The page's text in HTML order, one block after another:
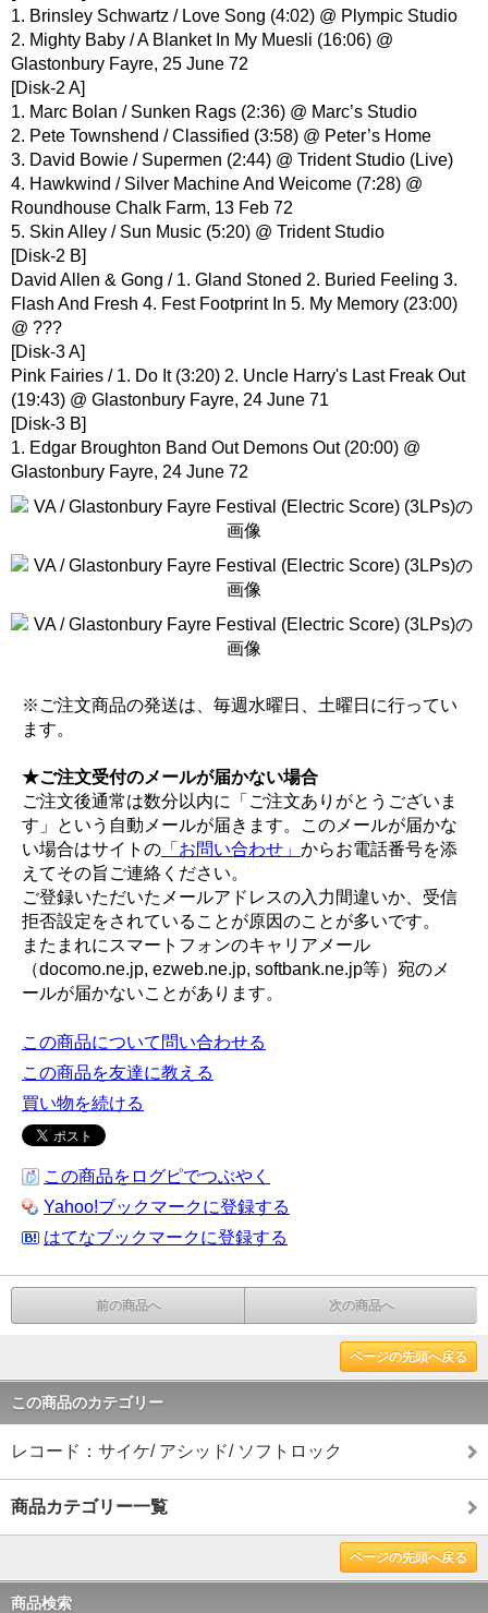
1. Brinsley Schwartz / Love Song (4:02) @ Plympic Studio
2. Mighty Baby / A Blanket In My Muesli (16:06) @
Glastonbury Fayre, 25 June 72
[Disk-2 A]
1. Marc Bolan / Sunken Rags (2:36) @ Marc’s Studio
2. Pete Townshend / Classified (3:58) @ Peter’s Home
3. David Bowie / Supermen (2:44) @ Trident Studio (Live)
4. Hawkwind / Silver Machine And Weicome (7:28) @
Roundhouse Chalk Farm, 13 Feb 72
5. Skin Alley / Sun Music (5:20) @ Trident Studio
[Disk-2 B]
David Allen & Gong / 1. Gland Stoned 2. Buried Feeling 3.
Flash And Fresh 4. Fest Footprint In 5. My Memory (23:00)
@ ???
[Disk-3 A]
Pink Fairies / 1. Do It (3:20) 2. Uncle Harry's Last Freak Out
(19:43) @ Glastonbury Fayre, 24 June 71
[Disk-3 B]
1. Edgar Broughton Band Out Demons Out (20:00) @
Glastonbury Fayre, 24 June 72
※ご注文商品の発送は、毎週水曜日、土曜日に行ってい
ます。
★ご注文受付のメールが届かない場合
ご注文後通常は数分以内に「ご注文ありがとうございま
す」という自動メールが届きます。このメールが届かな
い場合はサイトの 「お問い合わせ」 からお電話番号を添
えてその旨ご連絡ください。
ご登録いただいたメールアドレスの入力間違いか、受信
拒否設定をされていることが原因のことが多いです。
またまれにスマートフォンのキャリアメール
（docomo.ne.jp, ezweb.ne.jp, softbank.ne.jp等）宛のメ
ールが届かないことがあります。
この商品について問い合わせる
この商品を友達に教える
買い物を続ける
この商品をログピでつぶやく
Yahoo!ブックマークに登録する
はてなブックマークに登録する
前の商品へ 次の商品へ
ページの先頭へ戻る
この商品のカテゴリー
レコード：サイケ/ アシッド/ ソフトロック
商品カテゴリー一覧
ページの先頭へ戻る
商品検索